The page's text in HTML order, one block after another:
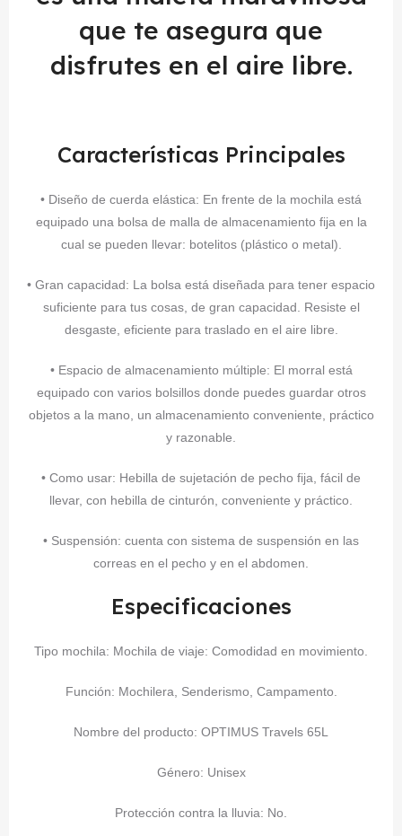
que te asegura que
disfrutes en el aire libre.
Características Principales
• Diseño de cuerda elástica: En frente de la mochila está
equipado una bolsa de malla de almacenamiento fija en la
cual se pueden llevar: botelitos (plástico o metal).
• Gran capacidad: La bolsa está diseñada para tener espacio
suficiente para tus cosas, de gran capacidad. Resiste el
desgaste, eficiente para traslado en el aire libre.
• Espacio de almacenamiento múltiple: El morral está
equipado con varios bolsillos donde puedes guardar otros
objetos a la mano, un almacenamiento conveniente, práctico
y razonable.
• Como usar: Hebilla de sujetación de pecho fija, fácil de
llevar, con hebilla de cinturón, conveniente y práctico.
• Suspensión: cuenta con sistema de suspensión en las
correas en el pecho y en el abdomen.
Especificaciones
Tipo mochila: Mochila de viaje: Comodidad en movimiento.
Función: Mochilera, Senderismo, Campamento.
Nombre del producto: OPTIMUS Travels 65L
Género: Unisex
Protección contra la lluvia: No.